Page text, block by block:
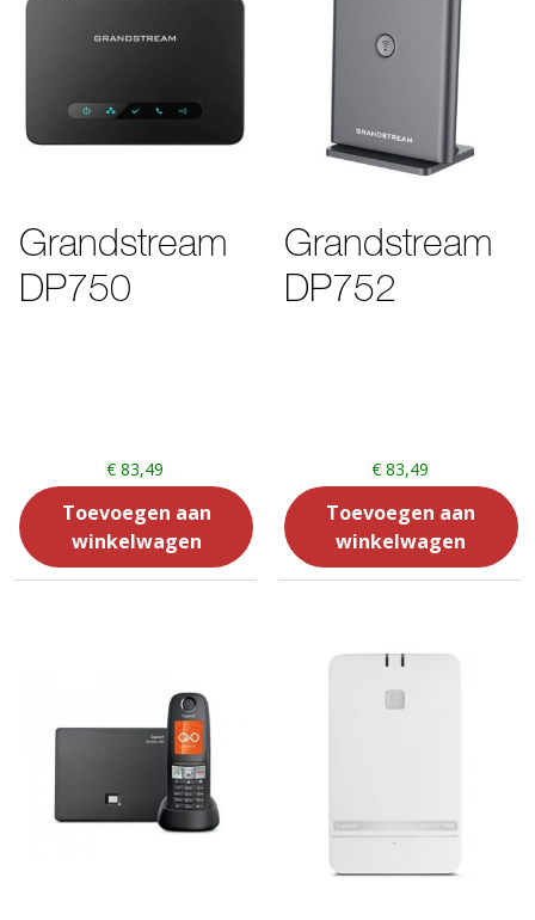
Grandstream
DP750
€ 83,49
Toevoegen aan
winkelwagen
Grandstream
DP752
€83,49
Toevoegen aan
winkelwagen